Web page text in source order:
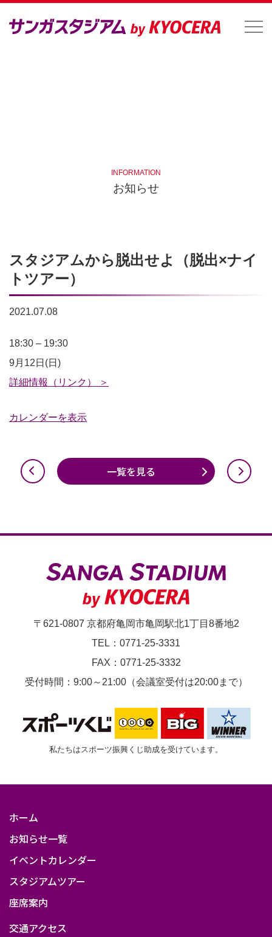
INFORMATION
お知らせ
スタジアムから脱出せよ（脱出×ナイ
トツアー）
2021.07.08
ス
タ
ジ
ム
よ
18:30 – 19:30
9月12日(日)
詳細情報（リンク） ＞
カレンダーを表示
一覧を見る
〒621-0807 京都府亀岡市亀岡駅北1丁目8番地2
TEL：0771-25-3331
FAX：0771-25-3332
受付時間：9:00～21:00（会議室受付は20:00まで）
私たちはスポーツ振興くじ助成を受けています。
ホーム
お知らせ一覧
イベントカレンダー
スタジアムツアー
座席案内
交通アクセス